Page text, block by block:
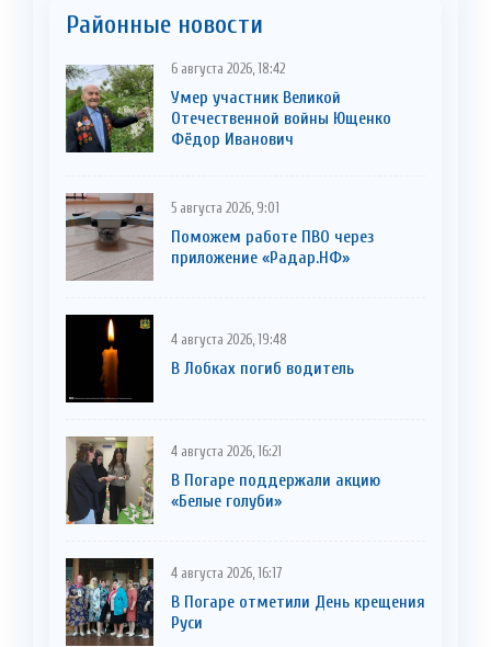
Районные новости
6 августа 2026, 18:42
Умер участник Великой
Отечественной войны Ющенко
Фёдор Иванович
5 августа 2026, 9:01
Поможем работе ПВО через
приложение «Радар.НФ»
4 августа 2026, 19:48
В Лобках погиб водитель
4 августа 2026, 16:21
В Погаре поддержали акцию
«Белые голуби»
4 августа 2026, 16:17
В Погаре отметили День крещения
Руси